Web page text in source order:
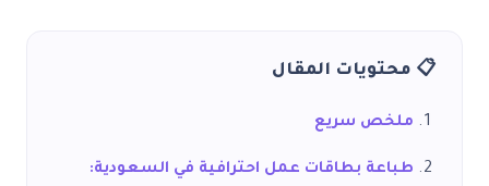
محتويات المقال
ملخص سريع
طباعة بطاقات عمل احترافية في السعودية: